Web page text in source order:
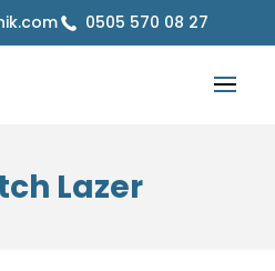
0505 570 08 27
Lazer